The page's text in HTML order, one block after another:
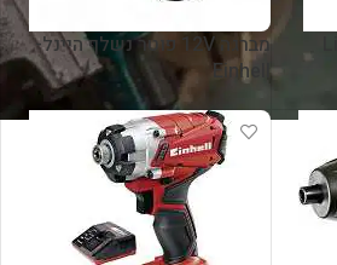
מברגה 12V פוטר נשלף היינל-
Einhell